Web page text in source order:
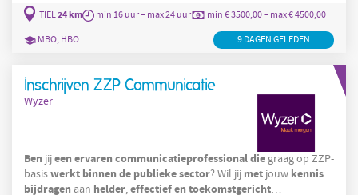
TIEL24 km min 16 uur – max 24 uur min € 3500,00 – max € 4500,00
MBO, HBO 9 DAGEN GELEDEN
Inschrijven ZZP Communicatie
Wyzer
Ben jijeen ervaren communicatieprofessionaldiegraag op ZZP-
basiswerkt binnen de publiekesector? Wil jij met jouw kennis
bijdragen aan helder,effectiefen toekomstgericht